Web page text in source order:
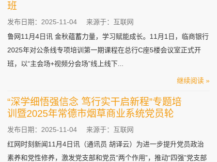
班
发布日期：2025-11-04
来源于：互联网
鲁网11月4日讯 金秋蕴蓄力量，学习赋能成长。11月1日，临商银行
2025年对公条线专项培训第一期课程在总行C座5楼会议室正式开
班，以“主会场+视频分会场”线上线下...
继续阅读 »
“深学细悟强信念 笃行实干启新程”专题培
训暨2025年常德市烟草商业系统党员轮
发布日期：2025-11-04
来源于：互联网
红网时刻新闻11月4日讯（通讯员 胡译云）为进一步提升党员政治
素养和党性修养，激发党支部和党员“两个作用”，推动“四强”党支部